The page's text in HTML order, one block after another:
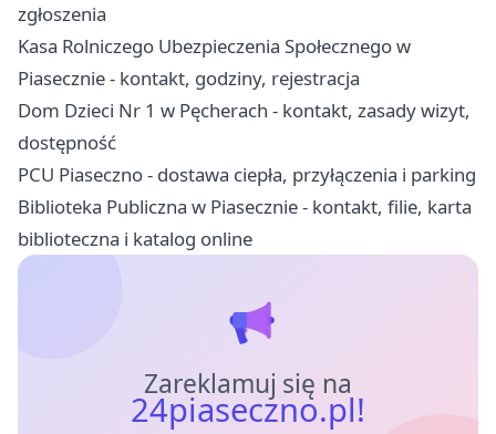
zgłoszenia
Kasa Rolniczego Ubezpieczenia Społecznego w
Piasecznie - kontakt, godziny, rejestracja
Dom Dzieci Nr 1 w Pęcherach - kontakt, zasady wizyt,
dostępność
PCU Piaseczno - dostawa ciepła, przyłączenia i parking
Biblioteka Publiczna w Piasecznie - kontakt, filie, karta
biblioteczna i katalog online
Zareklamuj się na
24piaseczno.pl!